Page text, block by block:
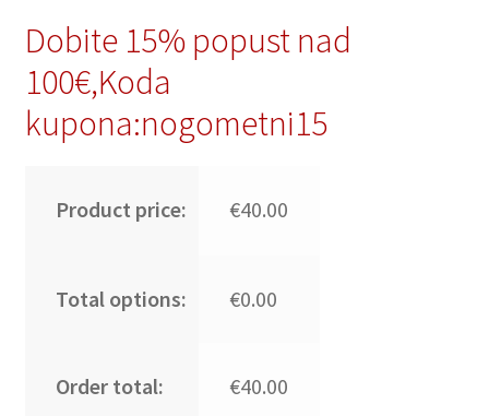
Dobite 15% popust nad
100€,Koda
kupona:nogometni15
Product price: €40.00
Total options: €0.00
Order total: €40.00